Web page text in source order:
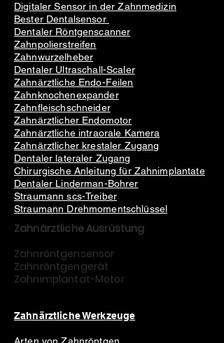
Digitaler Sensor in der Zahnmedizin
Bester Dentalsensor
Dentaler Röntgenscanner
Zahnpolierstreifen
Zahnwurzelheber
Dentaler Ultraschall-Scaler
Zahnärztliche Endo-Feilen
Zahnknochenexpander
Zahnfleischschneider
Zahnärztlicher Endomotor
Zahnärztliche intraorale Kamera
Zahnärztlicher krestaler Zugang
Dentaler lateraler Zugang
Chirurgische Anleitung für Zahnimplantate
Dentaler Linderman-Bohrer
Straumann scs-Treiber
Straumann Drehmomentschlüssel
Zahnärztliche Ausrüstung
Zahnröntgensensor
Zahnröntgengerät
Zahnimplantat-Motor
Zahnärztliche Werkzeuge